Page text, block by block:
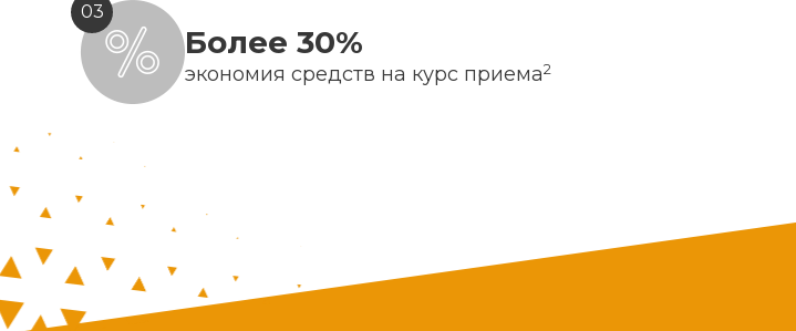
03
Более 30%
экономия средств на курс приема2